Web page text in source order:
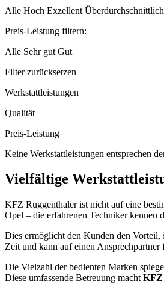
Alle Hoch Exzellent Überdurchschnittlich
Preis-Leistung filtern:
Alle Sehr gut Gut
Filter zurücksetzen
Werkstattleistungen
Qualität
Preis-Leistung
Keine Werkstattleistungen entsprechen
Vielfältige
KFZ Ruggenthaler ist nicht auf eine
Opel – die erfahrenen Techniker kennen
Dies ermöglicht den Kunden den Vorteil,
Zeit und kann auf einen
Die Vielzahl der bedienten Marken
Diese umfassende Betreuung macht KFZ